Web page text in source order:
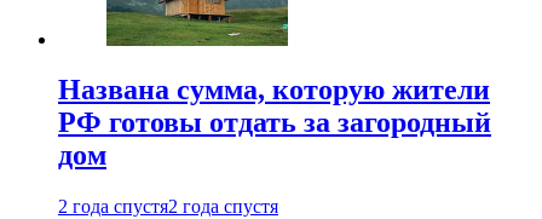
Названа сумма, которую жители
РФ готовы отдать за загородный
дом
2 года спустя2 года спустя